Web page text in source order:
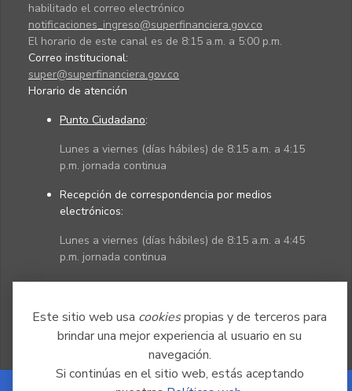
Este sitio web usa cookiespropias y de terceros para
brindar una mejor experiencia al usuario en su
navegación.
Si continúas en el sitio web, estás aceptando
habilitado el correo electrónico
notificaciones_ingreso@superfinanciera.gov.co
El horario de este canal es de 8:15 a.m. a 5:00 p.m.
Correo institucional:
super@superfinanciera.gov.co
Horario de atención
Punto Ciudadano:
Lunes a viernes (días hábiles) de 8:15 a.m. a 4:15
p.m. jornada continua
Recepción de correspondencia por medios
electrónicos:
Lunes a viernes (días hábiles) de 8:15 a.m. a 4:45
p.m. jornada continua